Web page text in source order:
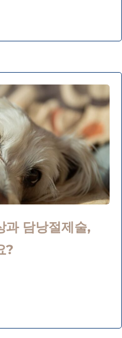
과 담낭절제술,
?